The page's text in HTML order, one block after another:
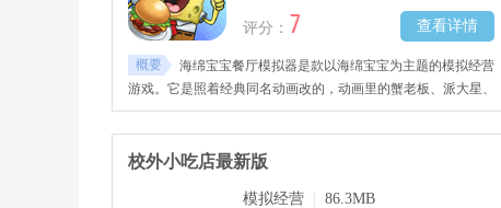
查看详情
评分： 7
概要
海绵宝宝餐厅模拟器是款以海绵宝宝为主题的模拟经营
游戏。它是照着经典同名动画改的，动画里的蟹老板、派大星、
章鱼哥、珊迪这些角色形象都还原得特别好，再配上轻松又熟悉
的背景音乐，能让你像真的在比奇堡生活一样。而且游戏里还加
了不少独家剧情，等着你来亲自体验，不管是经营餐厅还是跟着
校外小吃店最新版
模拟经营
86.3MB